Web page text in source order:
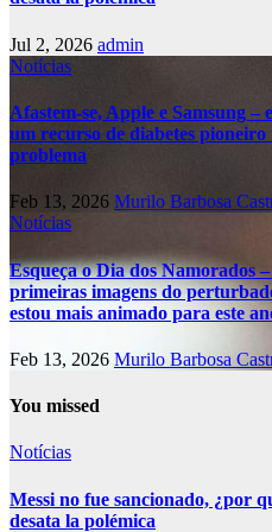
Jul 2, 2026 admin
Notícias
Afastem-se, Apple e Samsung
um recurso de diabetes
problema
Feb 13, 2026 Murilo Barbosa
Notícias
Esqueça o Dia dos Namorados
primeiras imagens do
estou mais animado para este
Feb 13, 2026 Murilo Barbosa
You missed
Notícias
Messi no fue sancionado, ¿por
desata la polémica